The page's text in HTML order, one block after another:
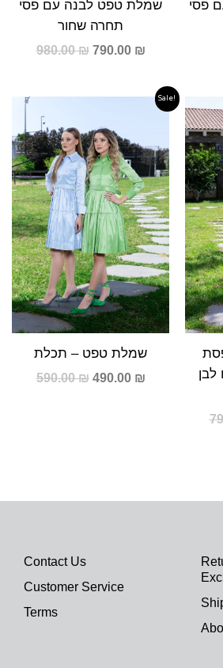
שמלת טפט לבנה עם פסי
תחרה שחור
980.00₪ 790.00 ₪
פסי
Sale!
שמלת טפט – תכלת
590.00₪
Was:
590.00 ₪.
490.00 ₪
Current
490.00 ₪.
לבן
Contact Us
Customer Service
Terms